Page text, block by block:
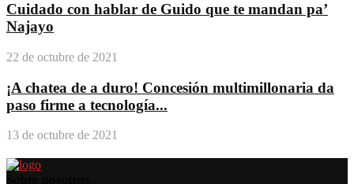
Cuidado con hablar de Guido que te mandan pa’
Najayo
22 de octubre de 2021
¡A chatea de a duro! Concesión multimillonaria da
paso firme a tecnología...
13 de octubre de 2021